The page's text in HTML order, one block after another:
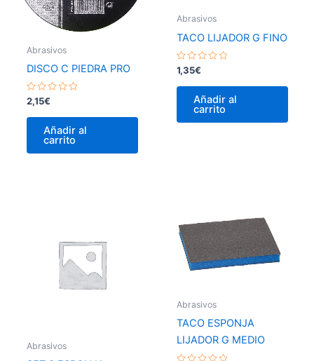
Abrasivos
DISCO C PIEDRA PRO
Valorado
con
0
2,15€
Añadir al
carrito
Abrasivos
TACO LIJADOR G FINO
Valorado
con
0
1,35€
Añadir al
carrito
Abrasivos
Abrasivos
TACO ESPONJA
LIJADOR G MEDIO